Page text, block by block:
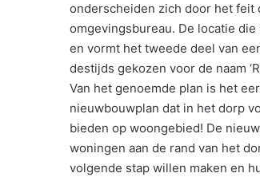
onderscheiden zich door het
omgevingsbureau. De locatie
en vormt het tweede deel van
destijds gekozen voor de naam
Van het genoemde plan is het
nieuwbouwplan dat in het dorp
bieden op woongebied! De
woningen aan de rand van het
volgende stap willen maken en